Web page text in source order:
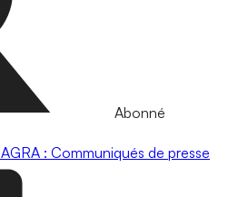
Abonné
AGRA : Communiqués de presse